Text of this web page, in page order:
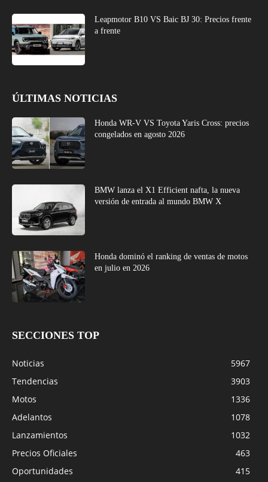
Leapmotor B10 VS Baic BJ 30: Precios frente
a frente
ÚLTIMAS NOTICIAS
Honda WR-V VS Toyota Yaris Cross: precios
congelados en agosto 2026
BMW lanza el X1 Efficient nafta, la nueva
versión de entrada al mundo BMW X
Honda dominó el ranking de ventas de motos
en julio en 2026
SECCIONES TOP
Noticias
5967
Tendencias
3903
Motos
1336
Adelantos
1078
Lanzamientos
1032
Precios Oficiales
463
Oportunidades
415